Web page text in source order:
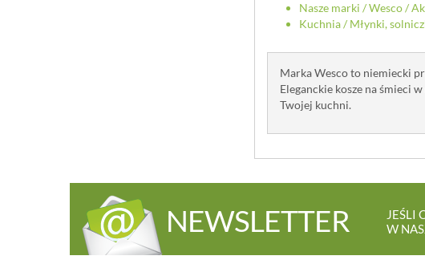
Nasze marki /Wesco/
Kuchnia/ Młynki,
Marka Wesco to niemiecki
Eleganckie kosze na śmieci
Twojej kuchni.
NEWSLETTER
JEŚLI
W